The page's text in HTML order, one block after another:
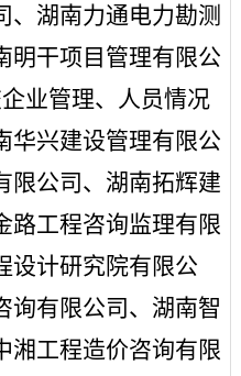
、湖南力通电力勘测
明干项目管理有限公
业管理、人员情况
华兴建设管理有限公
限公司、湖南拓辉建
路工程咨询监理有限
设计研究院有限公
询有限公司、湖南智
湘工程造价咨询有限